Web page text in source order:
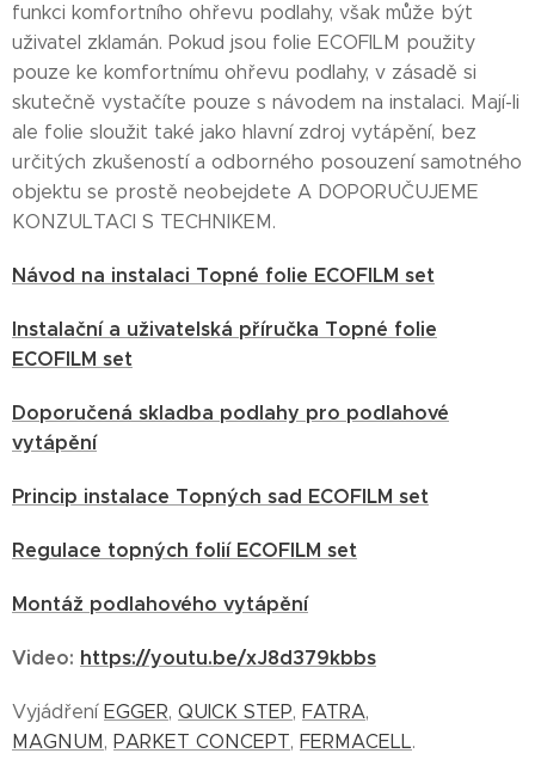
funkci komfortního ohřevu podlahy, však může být
uživatel zklamán. Pokud jsou folie ECOFILM použity
pouze ke komfortnímu ohřevu podlahy, v zásadě si
skutečně vystačíte pouze s návodem na instalaci. Mají-li
ale folie sloužit také jako hlavní zdroj vytápění, bez
určitých zkušeností a odborného posouzení samotného
objektu se prostě neobejdete A DOPORUČUJEME
KONZULTACI S TECHNIKEM.
Návod na instalaci Topné folie ECOFILM set
Instalační a uživatelská příručka Topné folie
ECOFILM set
Doporučená skladba podlahy pro podlahové
vytápění
Princip instalace Topných sad ECOFILM set
Regulace topných folií ECOFILM set
Montáž podlahového vytápění
Video: https://youtu.be/xJ8d379kbbs
Vyjádření EGGER, QUICK STEP, FATRA,
MAGNUM, PARKET CONCEPT, FERMACELL.